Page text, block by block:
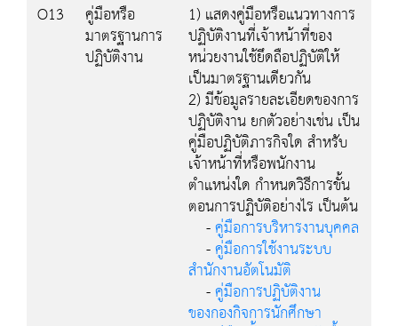
O13
คู่มือหรือ
มาตรฐานการ
ปฏิบัติงาน
1) แสดงคู่มือหรือแนวทางการ
ปฏิบัติงานที่เจ้าหน้าที่ของ
หน่วยงานใช้ยึดถือปฏิบัติให้
เป็นมาตรฐานเดียวกัน
2) มีข้อมูลรายละเอียดของการ
ปฏิบัติงาน ยกตัวอย่างเช่น เป็น
คู่มือปฏิบัติภารกิจใด สำหรับ
เจ้าหน้าที่หรือพนักงาน
ตำแหน่งใด กำหนดวิธีการขั้น
ตอนการปฏิบัติอย่างไร เป็นต้น
-คู่มือการบริหารงานบุคคล
-คู่มือการใช้งานระบบ
สำนักงานอัตโนมัติ
-คู่มือการปฏิบัติงาน
ของกองกิจการนักศึกษา